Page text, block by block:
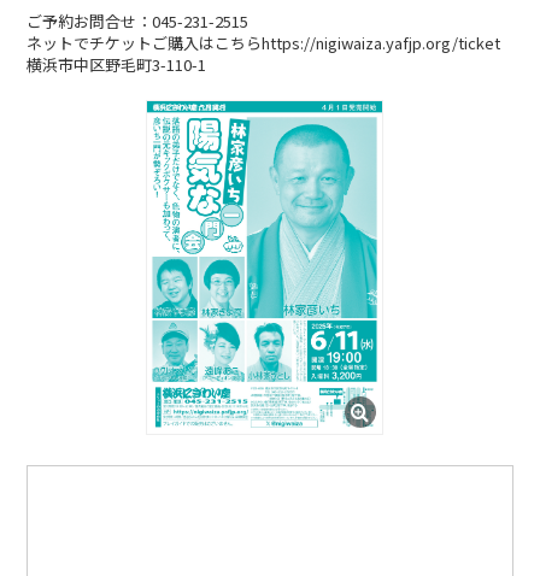
ご予約お問合せ：045-231-2515
ネットでチケットご購入はこちらhttps://nigiwaiza.yafjp.org/ticket
横浜市中区野毛町3-110-1